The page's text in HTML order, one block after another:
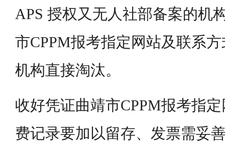
APS 授权又无人社部备案的机
市CPPM报考指定网站及联系
机构直接淘汰。
收好凭证曲靖市CPPM报考指
费记录要加以留存、发票需妥